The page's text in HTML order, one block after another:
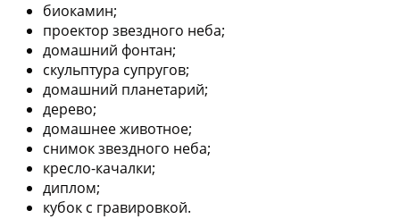
биокамин;
проектор звездного неба;
домашний фонтан;
скульптура супругов;
домашний планетарий;
дерево;
домашнее животное;
снимок звездного неба;
кресло-качалки;
диплом;
кубок с гравировкой.